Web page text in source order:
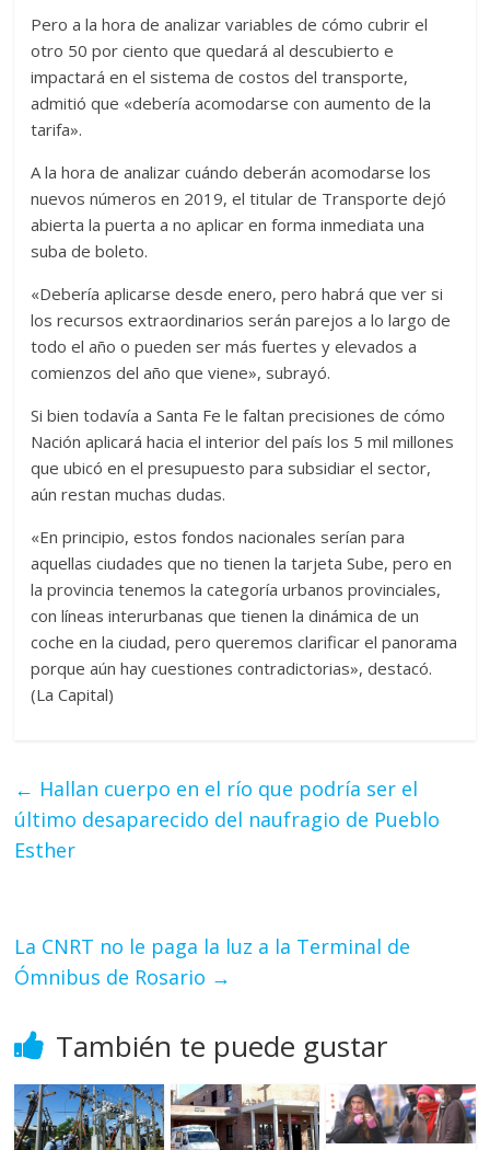
Pero a la hora de analizar variables de cómo cubrir el
otro 50 por ciento que quedará al descubierto e
impactará en el sistema de costos del transporte,
admitió que «debería acomodarse con aumento de la
tarifa».
A la hora de analizar cuándo deberán acomodarse los
nuevos números en 2019, el titular de Transporte dejó
abierta la puerta a no aplicar en forma inmediata una
suba de boleto.
«Debería aplicarse desde enero, pero habrá que ver si
los recursos extraordinarios serán parejos a lo largo de
todo el año o pueden ser más fuertes y elevados a
comienzos del año que viene», subrayó.
Si bien todavía a Santa Fe le faltan precisiones de cómo
Nación aplicará hacia el interior del país los 5 mil millones
que ubicó en el presupuesto para subsidiar el sector,
aún restan muchas dudas.
«En principio, estos fondos nacionales serían para
aquellas ciudades que no tienen la tarjeta Sube, pero en
la provincia tenemos la categoría urbanos provinciales,
con líneas interurbanas que tienen la dinámica de un
coche en la ciudad, pero queremos clarificar el panorama
porque aún hay cuestiones contradictorias», destacó.
(La Capital)
← Hallan cuerpo en el río que podría ser el
último desaparecido del naufragio de Pueblo
Esther
La CNRT no le paga la luz a la Terminal de
Ómnibus de Rosario →
También te puede gustar